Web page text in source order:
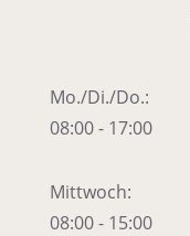
Mo./Di./Do.:
08:00 - 17:00
Mittwoch:
08:00 - 15:00